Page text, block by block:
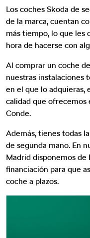
Los coches Skoda de
de la marca, cuentan
más tiempo, lo que les
hora de hacerse con
Al comprar un coche
nuestras instalaciones
en el que lo adquieras,
calidad que ofrecemos
Conde.
Además, tienes todas
de segunda mano. En
Madrid disponemos de
financiación para que
coche a plazos.